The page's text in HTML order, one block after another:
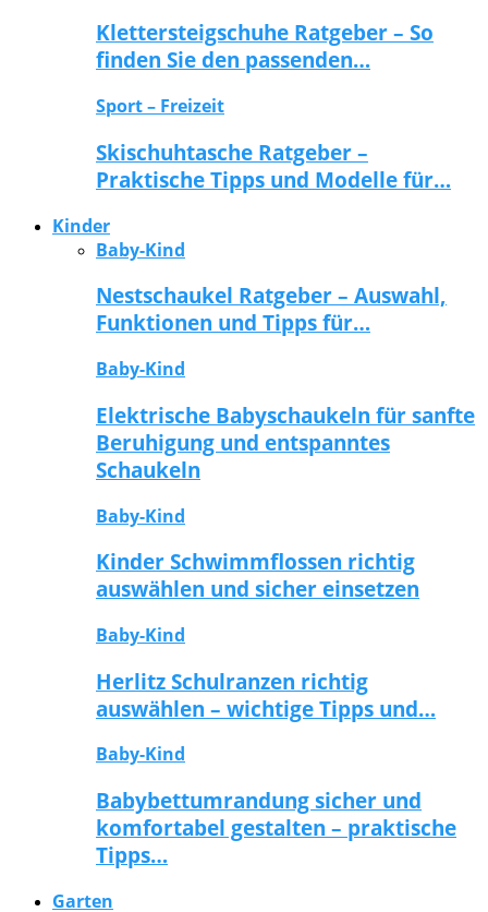
Klettersteigschuhe Ratgeber – So
finden Sie den passenden…
Sport – Freizeit
Skischuhtasche Ratgeber –
Praktische Tipps und Modelle für…
Kinder
Baby-Kind
Nestschaukel Ratgeber – Auswahl,
Funktionen und Tipps für…
Baby-Kind
Elektrische Babyschaukeln für sanfte
Beruhigung und entspanntes
Schaukeln
Baby-Kind
Kinder Schwimmflossen richtig
auswählen und sicher einsetzen
Baby-Kind
Herlitz Schulranzen richtig
auswählen – wichtige Tipps und…
Baby-Kind
Babybettumrandung sicher und
komfortabel gestalten – praktische
Tipps…
Garten